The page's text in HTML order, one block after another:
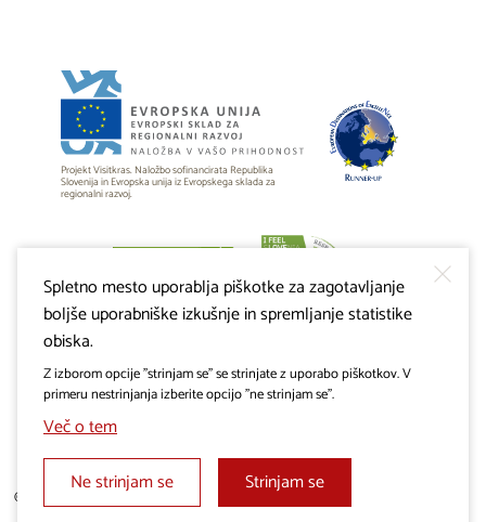
Projekt Visitkras. Naložbo sofinancirata Republika
Slovenija in Evropska unija iz Evropskega sklada za
regionalni razvoj.
© 2019 - 2026 visitkras.info. Vse pravice pridržane.
Spletno mesto uporablja piškotke za zagotavljanje
boljše uporabniške izkušnje in spremljanje statistike
obiska.
Z izborom opcije "strinjam se" se strinjate z uporabo piškotkov. V
primeru nestrinjanja izberite opcijo "ne strinjam se".
Več o tem
Ne strinjam se
Strinjam se